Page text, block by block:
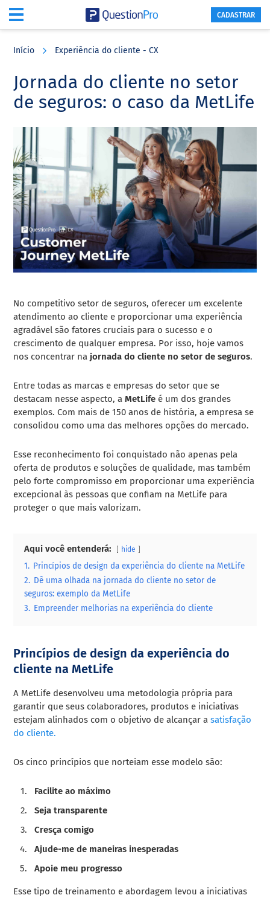
content
sidebar
CADASTRAR
Início Experiência do cliente - CX
Jornada do cliente no setor
de seguros: o caso da MetLife
No competitivo setor de seguros, oferecer um excelente
atendimento ao cliente e proporcionar uma experiência
agradável são fatores cruciais para o sucesso e o
crescimento de qualquer empresa. Por isso, hoje vamos
nos concentrar na jornada do cliente no setor de seguros.
Entre todas as marcas e empresas do setor que se
destacam nesse aspecto, aMetLife é um dos grandes
exemplos. Com mais de 150 anos de história, a empresa se
consolidou como uma das melhores opções do mercado.
Esse reconhecimento foi conquistado não apenas pela
oferta de produtos e soluções de qualidade, mas também
pelo forte compromisso em proporcionar uma experiência
excepcional às pessoas que confiam na MetLife para
proteger o que mais valorizam.
Aqui você entenderá: hide
1. Princípios de design da experiência do cliente na MetLife
2. Dê uma olhada na jornada do cliente no setor de
seguros: exemplo da MetLife
3. Empreender melhorias na experiência do cliente
Princípios de design da experiência do
cliente na MetLife
A MetLife desenvolveu uma metodologia própria para
garantir que seus colaboradores, produtos e iniciativas
estejam alinhados com o objetivo de alcançar asatisfação
do cliente.
Os cinco princípios que norteiam esse modelo são:
Facilite ao máximo
Seja transparente
Cresça comigo
Ajude-me de maneiras inesperadas
Apoie meu progresso
Esse tipo de treinamento e abordagem levou a iniciativas